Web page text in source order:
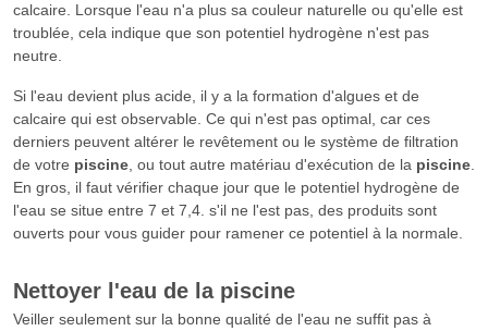
calcaire. Lorsque l'eau n'a plus sa couleur naturelle ou qu'elle est
troublée, cela indique que son potentiel hydrogène n'est pas
neutre.
Si l'eau devient plus acide, il y a la formation d'algues et de
calcaire qui est observable. Ce qui n'est pas optimal, car ces
derniers peuvent altérer le revêtement ou le système de filtration
de votre piscine, ou tout autre matériau d'exécution de la piscine.
En gros, il faut vérifier chaque jour que le potentiel hydrogène de
l'eau se situe entre 7 et 7,4. s'il ne l'est pas, des produits sont
ouverts pour vous guider pour ramener ce potentiel à la normale.
Nettoyer l'eau de la piscine
Veiller seulement sur la bonne qualité de l'eau ne suffit pas à